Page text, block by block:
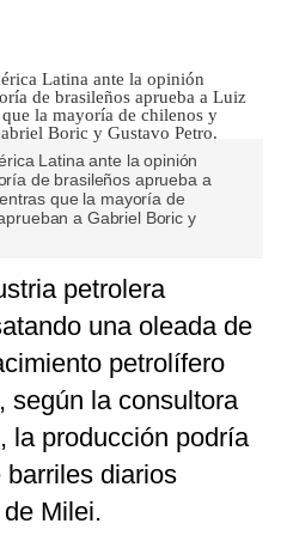
Latina ante la opinión
de brasileños aprueba a
que la mayoría de
a Gabriel Boric y
petrolera
una oleada de
petrolífero
según la consultora
, la producción podría
diarios
Milei.